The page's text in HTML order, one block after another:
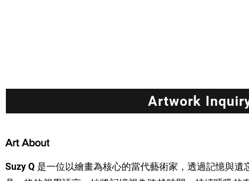
Artwork
Suzy Q 是一位以繪畫為核心的當代藝術家，透過記憶與
Art About